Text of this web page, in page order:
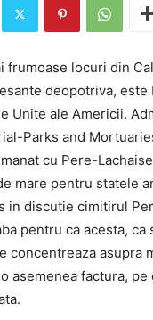
frumoase locuri din
deopotriva, este
Unite ale Americii.
Parks and
cu Pere-
mare pentru statele
in discutie cimitirul
pentru ca acesta, ca
concentreaza asupra
asemenea factura, pe